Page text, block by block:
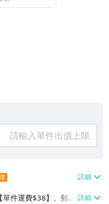
單件運費$38】、郵局